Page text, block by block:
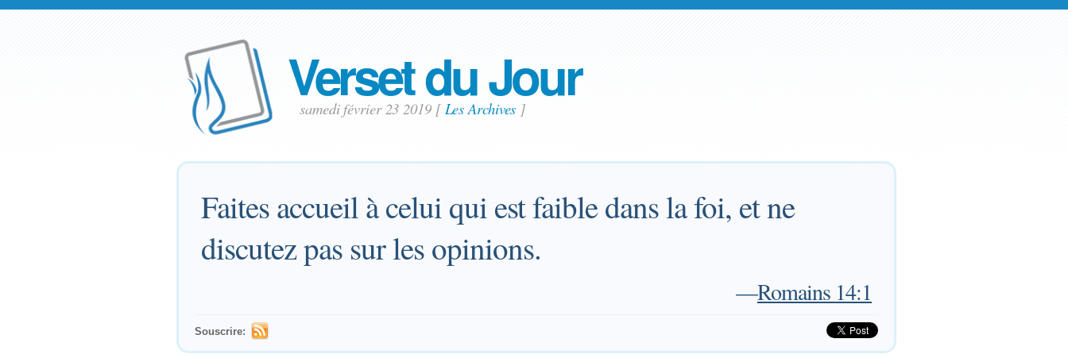
Verset du Jour
samedi février 23 2019 [ Les Archives ]
Faites accueil à celui qui est faible dans la foi, et ne
discutez pas sur les opinions.
—Romains 14:1
Souscrire: